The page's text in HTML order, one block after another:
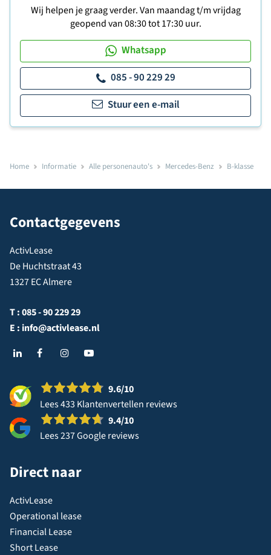
Wij helpen je graag verder. Van maandag t/m vrijdag
geopend van 08:30 tot 17:30 uur.
Whatsapp
085 - 90 229 29
Stuur een e-mail
Home Informatie Alle personenauto's Mercedes-Benz B-klasse
Contactgegevens
ActivLease
De Huchtstraat 43
1327 EC Almere
T :085 - 90 229 29
E : info@activlease.nl
9.6/10
Lees 433 Klantenvertellen reviews
9.4/10
Lees 237 Google reviews
Direct naar
ActivLease
Operational lease
Financial Lease
Short Lease